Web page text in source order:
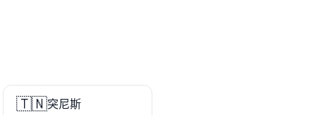
🇹🇳突尼斯